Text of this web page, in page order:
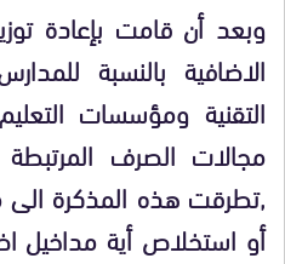
وبعد أن قامت بإعادة
الاضافية بالنسبة
التقنية ومؤسسات
مجالات الصرف المرتبطة
,تطرقت هذه المذكرة
أو استخلاص أية مداخيل